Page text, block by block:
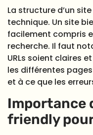
La structure d’un
technique. Un site
facilement compris
recherche. Il faut
URLs soient claires
les différentes
et à ce que les
Importance
friendly